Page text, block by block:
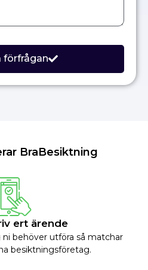
förfrågan
BraBesiktning
ert ärende
behöver utföra så matchar
besiktningsföretag.